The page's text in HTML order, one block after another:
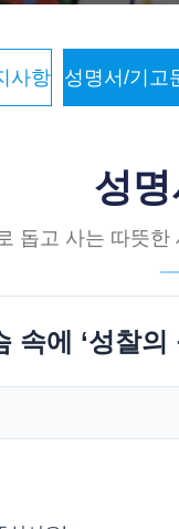
사항 성명서/기고
성
돕고 사는 따뜻한
에 ‘성찰의